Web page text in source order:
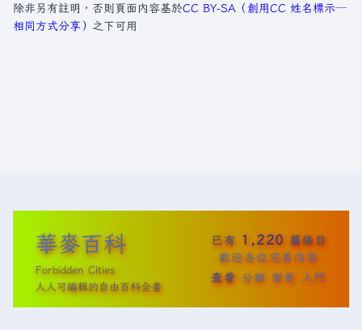
除非另有註明，否則頁面內容基於CC BY-SA（創用CC 姓名標示─
相同方式分享） 之下可用
華麥百科
Forbidden Cities
人人可編輯的自由百科全書
已有 1,220 篇條目
歡迎各位完善內容
查看 分類 變更 入門